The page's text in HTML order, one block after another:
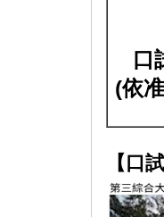
口
(依
【口